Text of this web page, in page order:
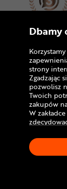
Dołącz
Polityka
Dbamy
strony
Zgadzając
pozwolisz
Twoich
zakupów
W zakładce
Klikając
stosowanie
Twojej
W
zmiany